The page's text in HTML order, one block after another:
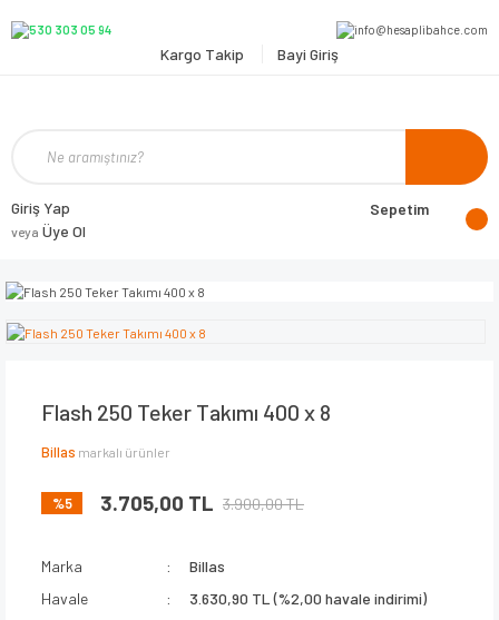
Kargo Takip Bayi Giriş
Giriş Yap
veya Üye Ol
Sepetim
Flash 250 Teker Takımı 400 x 8
Billas markalı ürünler
%5 3.705,00 TL 3.900,00 TL
Marka
Billas
Havale
3.630,90 TL (%2,00 havale indirimi)